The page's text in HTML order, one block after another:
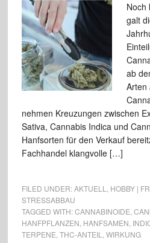
Noch
galt
ab
Arten
nehmen Kreuzungen zwischen
Sativa, Cannabis Indica und
Hanfsorten für den Verkauf
Fachhandel klangvolle […]
FILED UNDER:AKTUELL HOBBY |
STRESSABBAU
TAGGED WITH:CANNABINOIDE
HANFPFLANZEN HANFSAMEN
TERPENE THC-ANTEIL WIRKUNG